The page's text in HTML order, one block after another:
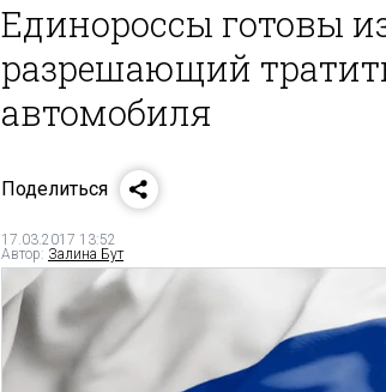
Единороссы готовы
разрешающий
автомобиля
Поделиться
17.03.2017 13:52
Автор: Залина Бут